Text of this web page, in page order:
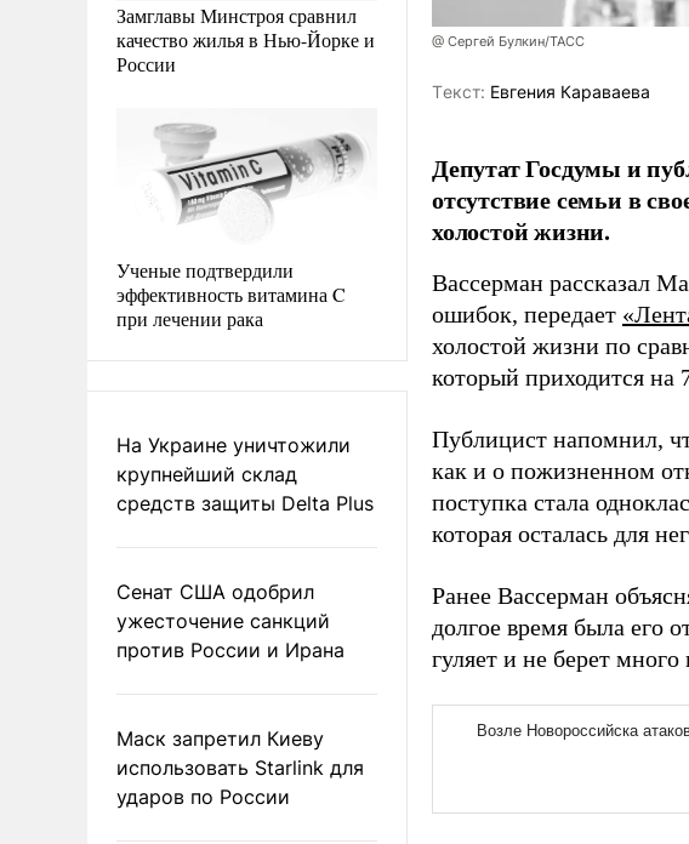
Замглавы Минстроя сравнил
качество жилья в Нью-Йорке и
России
Ученые подтвердили
эффективность витамина C
при лечении рака
На Украине уничтожили
крупнейший склад
средств защиты Delta Plus
Сенат США одобрил
ужесточение санкций
против России и Ирана
Маск запретил Киеву
использовать Starlink для
ударов по России
@ Сергей Булкин/ТАСС
Tекст: Евгения Караваева
Депутат Госдумы и
отсутствие семьи в
холостой жизни.
Вассерман рассказал
ошибок, передает
холостой жизни по
который приходится на
Публицист напомнил,
как и о пожизненном
поступка стала
которая осталась для
Ранее Вассерман
долгое время была его
гуляет и не берет